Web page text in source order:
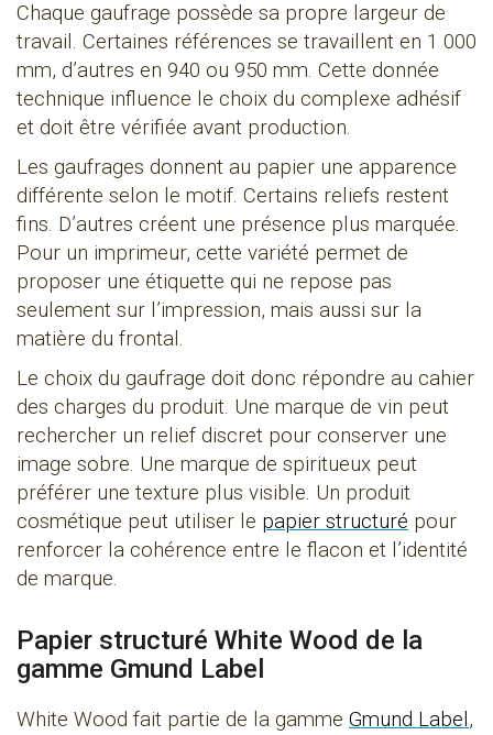
Chaque gaufrage possède sa propre largeur de
travail. Certaines références se travaillent en 1 000
mm, d’autres en 940 ou 950 mm. Cette donnée
technique influence le choix du complexe adhésif
et doit être vérifiée avant production.
Les gaufrages donnent au papier une apparence
différente selon le motif. Certains reliefs restent
fins. D’autres créent une présence plus marquée.
Pour un imprimeur, cette variété permet de
proposer une étiquette qui ne repose pas
seulement sur l’impression, mais aussi sur la
matière du frontal.
Le choix du gaufrage doit donc répondre au cahier
des charges du produit. Une marque de vin peut
rechercher un relief discret pour conserver une
image sobre. Une marque de spiritueux peut
préférer une texture plus visible. Un produit
cosmétique peut utiliser le papier structuré pour
renforcer la cohérence entre le flacon et l’identité
de marque.
Papier structuré White Wood de la
gamme Gmund Label
White Wood fait partie de la gamme Gmund Label ,